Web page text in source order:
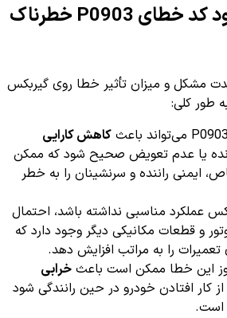
آیا رانندگی با وجود کد خطای P0903 خطرناک
مشکل و میزان تأثیر خطا روی گیربکس
طور کلی:
کاهش کارایی
یا عدم تعویض صحیح شود که ممکن
ایمنی راننده و سرنشینان را به خطر
عملکرد مناسبی نداشته باشد، احتمال
و قطعات مکانیکی دیگر وجود دارد که
تعمیرات را به مراتب افزایش دهد.
این خطا ممکن است باعث خرابی
کار افتادن خودرو در حین رانندگی شود
است.